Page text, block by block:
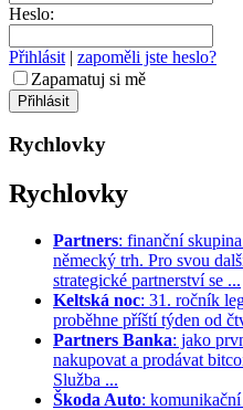
Heslo:
Přihlásit | zapoměli jste heslo?
Zapamatuj si mě
Rychlovky
Rychlovky
Partners: finanční
německý trh. Pro svou
strategické partnerství se ...
Keltská noc: 31. ročník
proběhne příští týden od
Partners Banka: jako
nakupovat a prodávat
Služba ...
Škoda Auto: